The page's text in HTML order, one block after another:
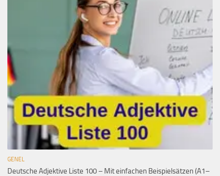
GENEL
Deutsche Adjektive Liste 100 – Mit einfachen Beispielsätzen (A1–